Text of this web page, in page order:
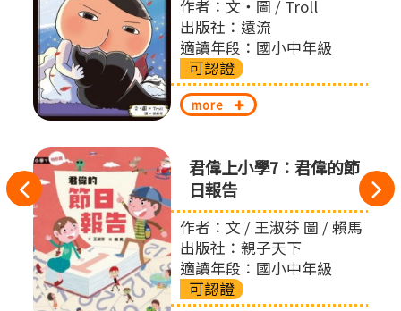
往
左
切
換
作者：文‧圖 / Troll
出版社：遠流
適讀年段：國小中年級
可認證
more
君偉上小學7：君偉的節
日報告
作者：文 / 王淑芬 圖 / 賴馬
出版社：親子天下
適讀年段：國小中年級
可認證